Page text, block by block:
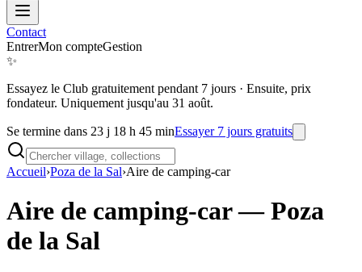
Contact
EntrerMon compteGestion
✨
Essayez le Club gratuitement pendant 7 jours · Ensuite, prix
fondateur. Uniquement jusqu'au 31 août.
Se termine dans 23 j 18 h 45 minEssayer 7 jours gratuits
Accueil›Poza de la Sal›Aire de camping-car
Aire de camping-car—Poza
de la Sal